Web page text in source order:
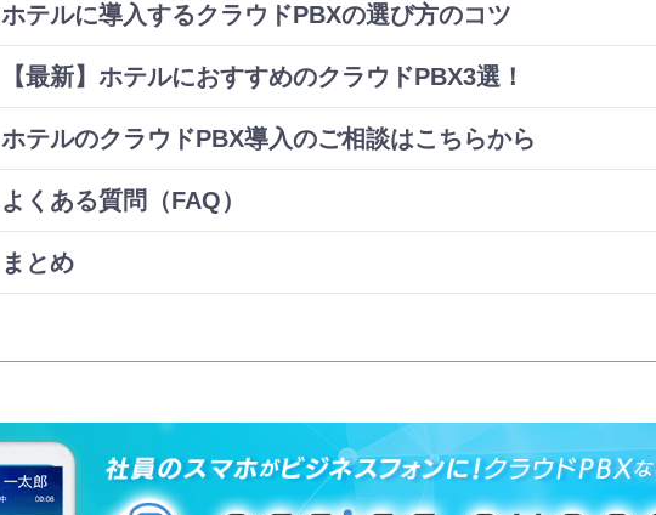
ホテルに導入するクラウドPBXの選び方のコツ
【最新】ホテルにおすすめのクラウドPBX3選！
ホテルのクラウドPBX導入のご相談はこちらから
よくある質問（FAQ）
まとめ